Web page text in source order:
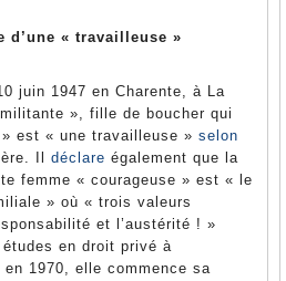
d’une « travailleuse »
juin 1947 en Charente, à La
», fille de boucher qui
est « une travailleuse » selon
Il déclare également que la
femme « courageuse » est « le
» où « trois valeurs
et l’austérité ! »
en droit privé à
en 1970, elle commence sa